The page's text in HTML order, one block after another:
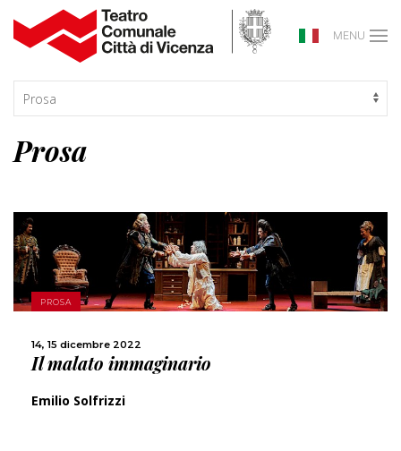
MENU
Prosa
PROSA
14, 15 dicembre 2022
Il malato immaginario
Emilio Solfrizzi
SCOPRI DI PIÙ